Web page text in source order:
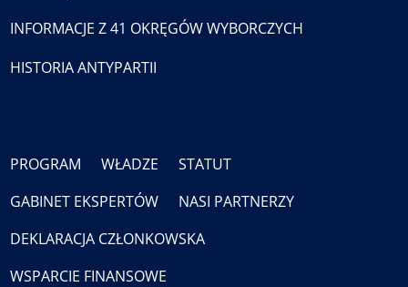
INFORMACJE Z 41 OKRĘGÓW WYBORCZYCH
HISTORIA ANTYPARTII
PROGRAM WŁADZE
STATUT
GABINET EKSPERTÓW
NASI PARTNERZY
DEKLARACJA CZŁONKOWSKA
WSPARCIE FINANSOWE